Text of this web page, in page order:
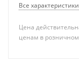
Все характеристики
Цена
ценам в